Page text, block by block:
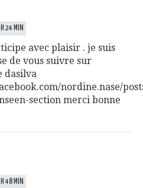
24 MIN
avec plaisir . je suis
de vous suivre sur
dasilva
nordine.nase/
section merci bonne
48 MIN